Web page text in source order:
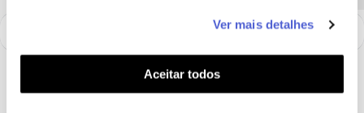
funcionalidades (cookies de personalização e
funcionalidade) e adaptar anúncios aos seus interesses
(cookies de publicidade personalizada). Pode gerir a
utilização dos cookies clicando em "Configurar
Ver mais detalhes
Aceitar todos